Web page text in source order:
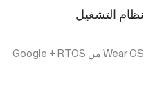
نظام التشغيل
Wear OS من Google + RTOS